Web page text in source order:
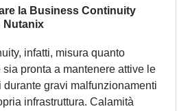
la Business Continuity
Nutanix
infatti, misura quanto
sia pronta a mantenere attive le
gravi malfunzionamenti
infrastruttura. Calamità